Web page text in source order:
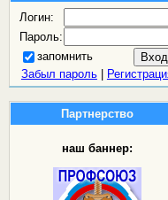
Логин:
Пароль:
запомнить
Забыл пароль|
Партнерство
наш баннер: